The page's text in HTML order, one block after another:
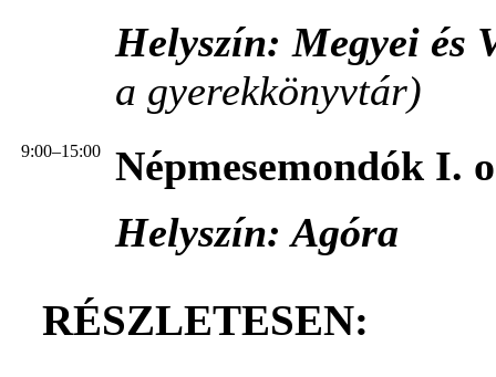
Helyszín: Megyei és
a gyerekkönyvtár)
9:00–15:00
Népmesemondók I.
Helyszín: Agóra
RÉSZLETESEN: